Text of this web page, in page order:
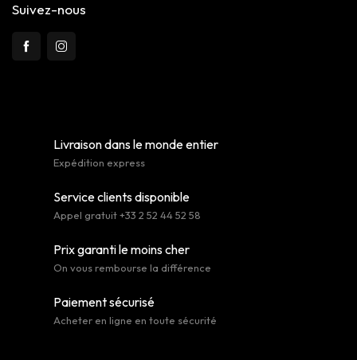
Suivez-nous
Livraison dans le monde entier
Expédition express
Service clients disponible
Appel gratuit +33 2 52 44 52 58
Prix garanti le moins cher
On vous rembourse la différence
Paiement sécurisé
Acheter en ligne en toute sécurité